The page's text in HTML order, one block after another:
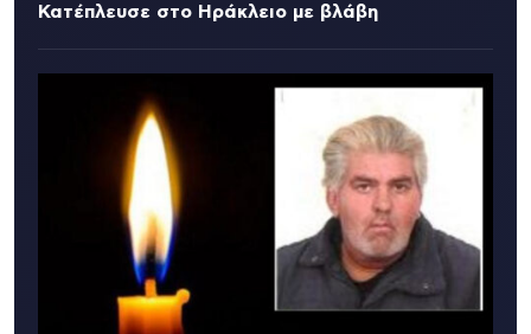
Κατέπλευσε στο Ηράκλειο με βλάβη